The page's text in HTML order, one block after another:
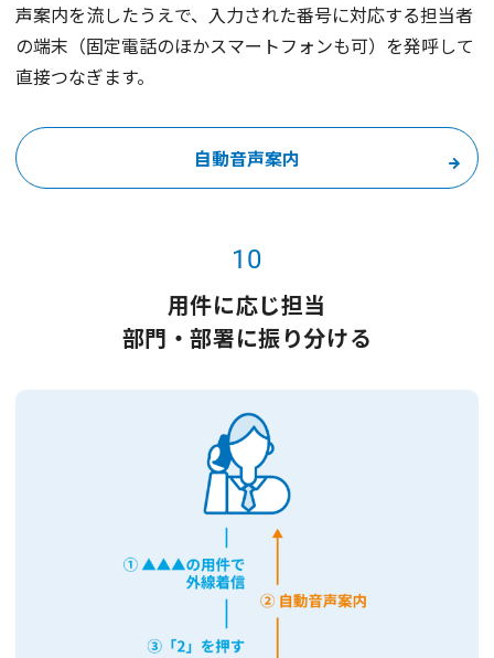
声案内を流したうえで、入力された番号に対応する担当者
の端末（固定電話のほかスマートフォンも可）を発呼して
直接つなぎます。
自動音声案内
10
用件に応じ担当
部門・部署に振り分ける